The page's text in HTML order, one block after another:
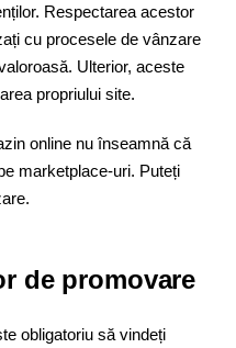
Respectarea acestor
cu procesele de vânzare
Ulterior, aceste
propriului site.
online nu înseamnă că
marketplace-uri. Puteți
de promovare
obligatoriu să vindeți